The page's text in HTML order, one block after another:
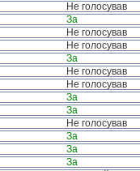
Не голосував
За
Не голосував
Не голосував
За
Не голосував
Не голосував
За
За
Не голосував
За
За
За